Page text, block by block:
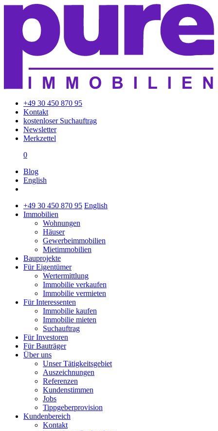
+49 30 450 870 95
Kontakt
kostenloser Suchauftrag
Newsletter
Merkzettel
0
Blog
English
+49 30 450 870 95 English
Immobilien
Wohnungen
Häuser
Gewerbeimmobilien
Mietimmobilien
Bauprojekte
Für Eigentümer
Wertermittlung
Immobilie verkaufen
Immobilie vermieten
Für Interessenten
Immobilie kaufen
Immobilie mieten
Suchauftrag
Für Investoren
Für Bauträger
Über uns
Unser Tätigkeitsgebiet
Auszeichnungen
Referenzen
Kundenstimmen
Jobs
Tippgeberprovision
Kundenbereich
Kontakt